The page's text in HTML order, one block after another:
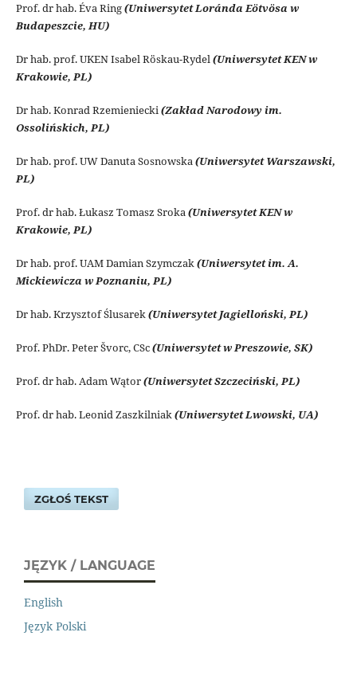
Prof. dr hab. Éva Ring(Uniwersytet Loránda Eötvösa w
Budapeszcie, HU)
Dr hab. prof. UKEN Isabel Röskau-Rydel(Uniwersytet KEN w
Krakowie, PL)
Dr hab. Konrad Rzemieniecki(Zakład Narodowy im.
Ossolińskich, PL)
Dr hab. prof. UW Danuta Sosnowska(Uniwersytet Warszawski,
PL)
Prof. dr hab. Łukasz Tomasz Sroka(Uniwersytet KEN w
Krakowie, PL)
Dr hab. prof. UAM Damian Szymczak(Uniwersytet im. A.
Mickiewicza w Poznaniu, PL)
Dr hab. Krzysztof Ślusarek(Uniwersytet Jagielloński, PL)
Prof. PhDr. Peter Švorc, CSc(Uniwersytet w Preszowie, SK)
Prof. dr hab. Adam Wątor(Uniwersytet Szczeciński, PL)
Prof. dr hab. Leonid Zaszkilniak(Uniwersytet Lwowski, UA)
ZGŁOŚ TEKST
JĘZYK / LANGUAGE
English
Język Polski